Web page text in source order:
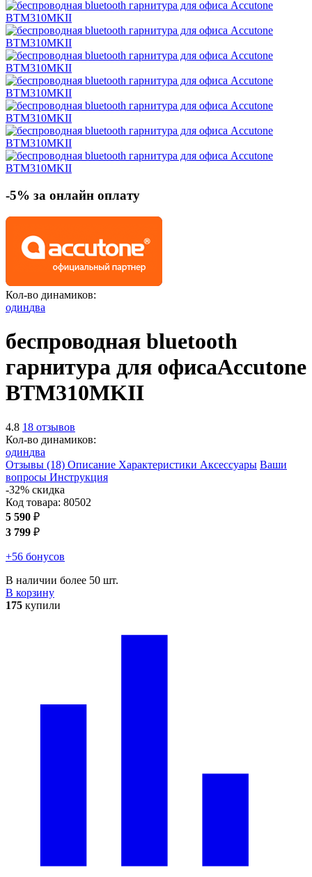
-5% за онлайн оплату
Кол-во динамиков:
одиндва
беспроводная bluetooth
гарнитура для офисаAccutone
BTM310MKII
4.8 18 отзывов
Кол-во динамиков:
одиндва
Отзывы (18) Описание Характеристики Аксессуары Ваши
вопросы Инструкция
-32% скидка
Код товара: 80502
5 590 ₽
3 799 ₽
+56 бонусов
В наличии более 50 шт.
В корзину
175 купили